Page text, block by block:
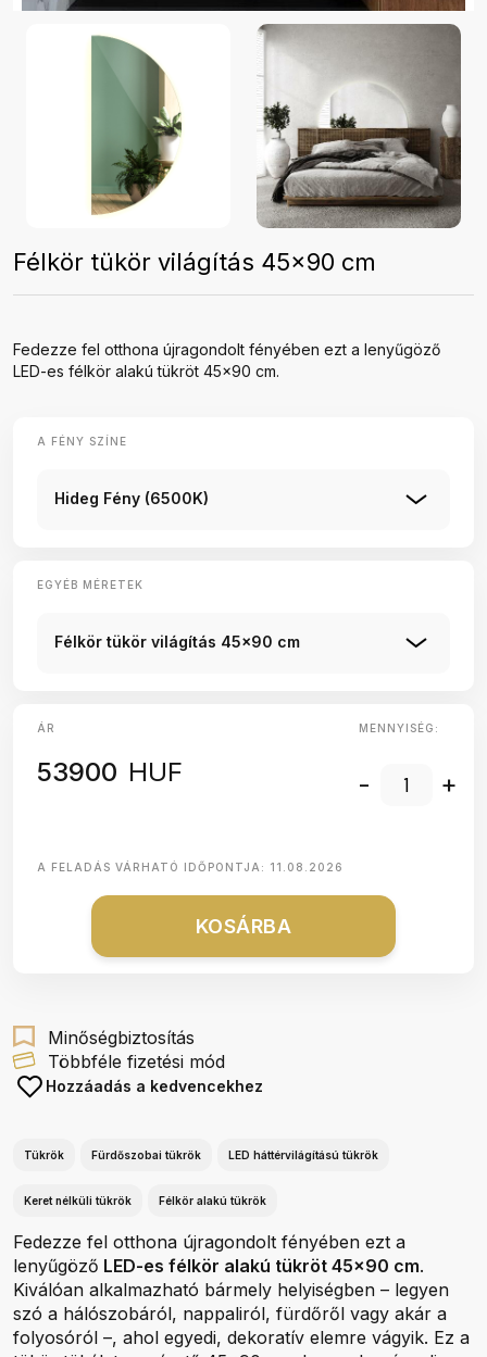
Félkör tükör világítás 45x90 cm
Fedezze fel otthona újragondolt fényében ezt a lenyűgöző
LED-es félkör alakú tükröt 45x90 cm.
A FÉNY SZÍNE
Hideg Fény (6500K)
EGYÉB MÉRETEK
Félkör tükör világítás 45x90 cm
ÁR
53900 HUF
MENNYISÉG:
- +
A FELADÁS VÁRHATÓ IDŐPONTJA: 11.08.2026
KOSÁRBA
Minőségbiztosítás
Többféle fizetési mód
Hozzáadás a kedvencekhez
Tükrök Fürdőszobai tükrök LED háttérvilágítású tükrök
Keret nélküli tükrök Félkör alakú tükrök
Fedezze fel otthona újragondolt fényében ezt a
lenyűgöző LED-es félkör alakú tükröt 45x90 cm.
Kiválóan alkalmazható bármely helyiségben – legyen
szó a hálószobáról, nappaliról, fürdőről vagy akár a
folyosóról –, ahol egyedi, dekoratív elemre vágyik. Ez a